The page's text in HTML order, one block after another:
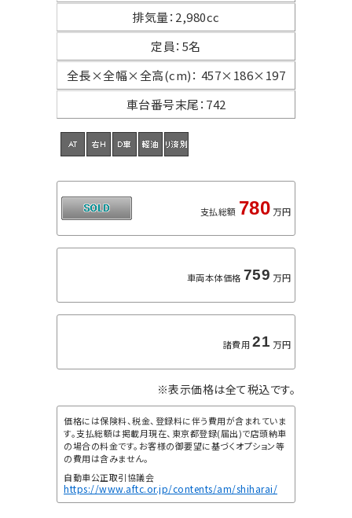
排気量： 2,980cc
定員： 5名
全長×全幅×全高(cm)： 457×186×197
車台番号末尾： 742
支払総額 780 万円
車両本体価格 759 万円
諸費用 21 万円
※表示価格は全て税込です。
価格には保険料、税金、登録料に伴う費用が含まれていま
す。支払総額は掲載月現在、東京都登録(届出)で店頭納車
の場合の料金です。お客様の御要望に基づくオプション等
の費用は含みません。
自動車公正取引協議会
https://www.aftc.or.jp/contents/am/shiharai/